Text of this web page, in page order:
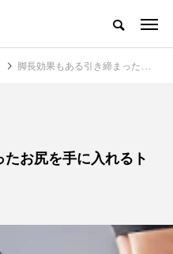
脚長効果もある引き締まったお尻を手に入れるトレーニング
お尻を手に入れるト